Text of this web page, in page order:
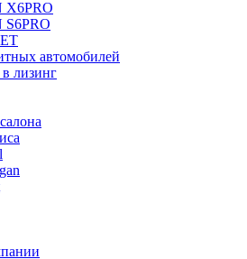
X6PRO
автомобилей
лизинг